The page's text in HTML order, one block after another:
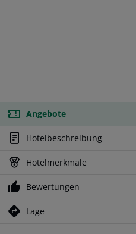
Angebote
Hotelbeschreibung
Hotelmerkmale
Bewertungen
Lage